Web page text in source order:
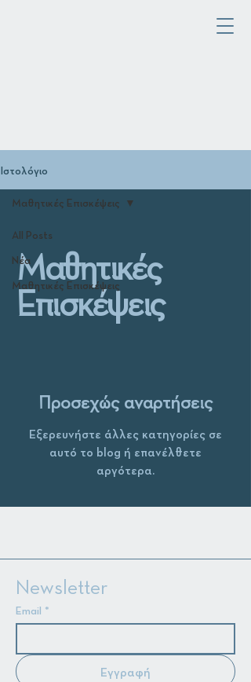
Ιστολόγιο
All Posts
Νέα
Μαθητικές Επισκέψεις
Μαθητικές Επισκέψεις
Μαθητικές
Επισκέψεις
Προσεχώς αναρτήσεις
Εξερευνήστε άλλες κατηγορίες σε
αυτό το blog ή επανέλθετε
αργότερα.
Newsletter
Email *
Εγγραφή